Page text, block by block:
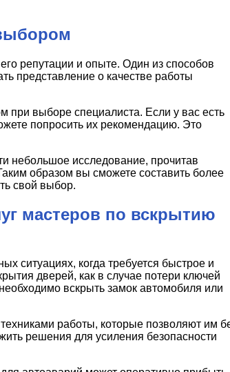
репутации и опыте. Один из способов
представление о качестве работы
при выборе специалиста. Если у вас есть
попросить их рекомендацию. Это
небольшое исследование, прочитав
образом вы сможете составить более
свой выбор.
мастеров по вскрытию
ситуациях, когда требуется быстрое и
дверей, как в случае потери ключей
вскрыть замок автомобиля или
работы, которые позволяют им
решения для усиления безопасности